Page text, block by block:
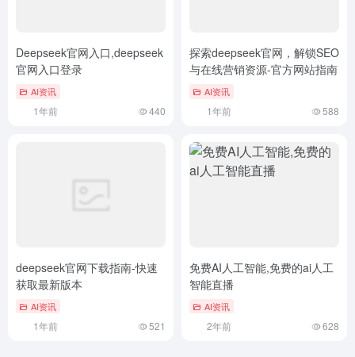
Deepseek官网入口,deepseek
官网入口登录
AI资讯
1年前 440
探索deepseek官网，解锁SEO
与在线营销资源-官方网站指南
AI资讯
1年前 588
deepseek官网下载指南-快速
获取最新版本
AI资讯
1年前 521
免费AI人工智能,免费的ai人工
智能直播
AI资讯
2年前 628